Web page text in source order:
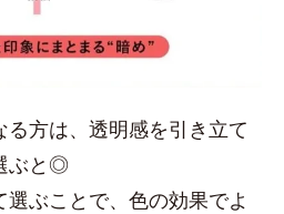
方は、透明感を引き立て
ぶと◎
ぶことで、色の効果でよ